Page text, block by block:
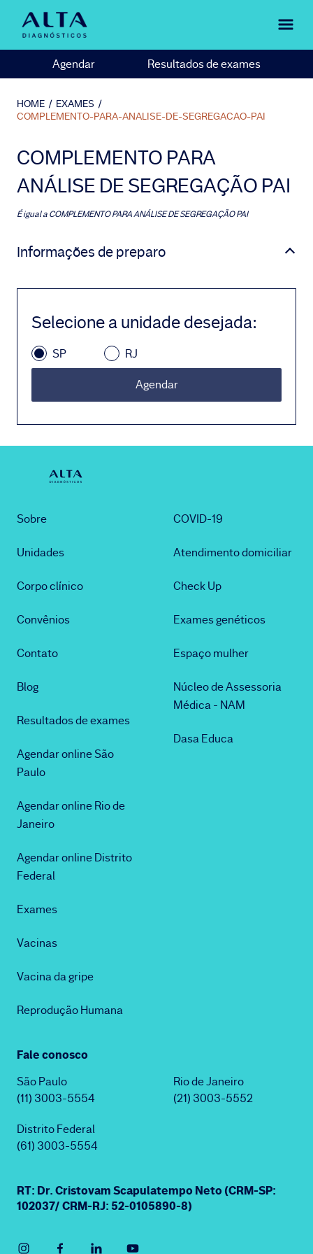
Agendar Resultados de exames
HOME / EXAMES /
COMPLEMENTO-PARA-ANALISE-DE-SEGREGACAO-PAI
COMPLEMENTO PARA
ANÁLISE DE SEGREGAÇÃO PAI
É igual aCOMPLEMENTO PARA ANÁLISE DE SEGREGAÇÃO PAI
Informações de preparo
Selecione a unidade desejada:
SP RJ
Agendar
Sobre
Unidades
Corpo clínico
Convênios
Contato
Blog
Resultados de exames
Agendar online São
Paulo
Agendar online Rio de
Janeiro
Agendar online Distrito
Federal
Exames
Vacinas
Vacina da gripe
Reprodução Humana
COVID-19
Atendimento domiciliar
Check Up
Exames genéticos
Espaço mulher
Núcleo de Assessoria
Médica - NAM
Dasa Educa
Fale conosco
São Paulo
(11) 3003-5554
Rio de Janeiro
(21) 3003-5552
Distrito Federal
(61) 3003-5554
RT: Dr. Cristovam Scapulatempo Neto (CRM-SP:
102037/ CRM-RJ: 52-0105890-8)